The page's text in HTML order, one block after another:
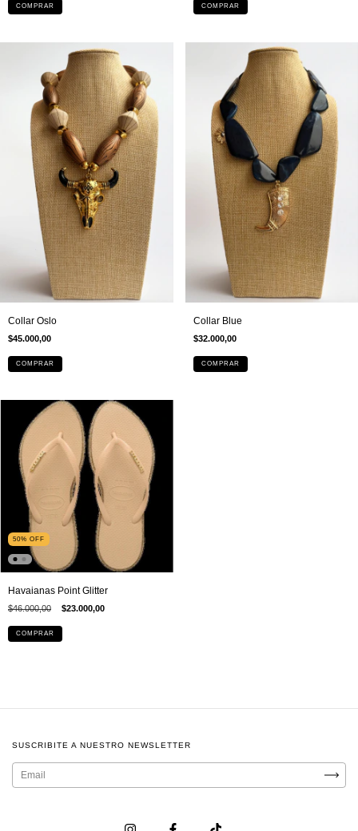
COMPRAR COMPRAR
Collar Oslo
$45.000,00
COMPRAR
Collar Blue
$32.000,00
COMPRAR
50% OFF
Havaianas Point Glitter
$46.000,00 $23.000,00
COMPRAR
SUSCRIBITE A NUESTRO NEWSLETTER